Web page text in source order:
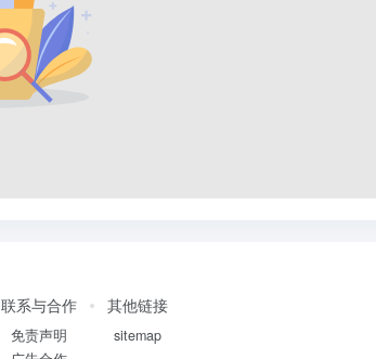
联系与合作
免责声明
其他链接
sitemap